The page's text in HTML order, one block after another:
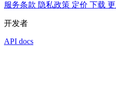
服务条款 隐私政策 定价 下载
开发者
API docs